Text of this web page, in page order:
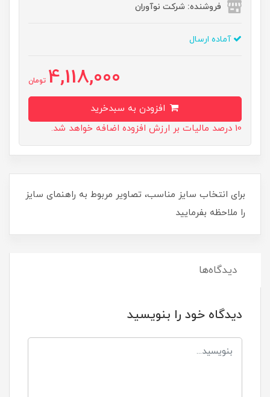
فروشنده: شرکت نوآوران
آماده ارسال
4,118,000 تومان
10 درصد مالیات بر ارزش افزوده اضافه خواهد شد.
برای انتخاب سایز مناسب، تصاویر مربوط به راهنمای سایز
را ملاحظه بفرمایید
دیدگاه‌ها
دیدگاه خود را بنویسید